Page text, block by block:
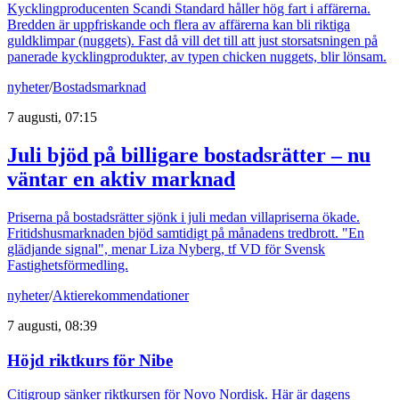
Kycklingproducenten Scandi Standard håller hög fart i affärerna.
Bredden är uppfriskande och flera av affärerna kan bli riktiga
guldklimpar (nuggets). Fast då vill det till att just storsatsningen på
panerade kycklingprodukter, av typen chicken nuggets, blir lönsam.
nyheter/Bostadsmarknad
7 augusti, 07:15
Juli bjöd på billigare bostadsrätter – nu
väntar en aktiv marknad
Priserna på bostadsrätter sjönk i juli medan villapriserna ökade.
Fritidshusmarknaden bjöd samtidigt på månadens tredbrott. "En
glädjande signal", menar Liza Nyberg, tf VD för Svensk
Fastighetsförmedling.
nyheter/Aktierekommendationer
7 augusti, 08:39
Höjd riktkurs för Nibe
Citigroup sänker riktkursen för Novo Nordisk. Här är dagens